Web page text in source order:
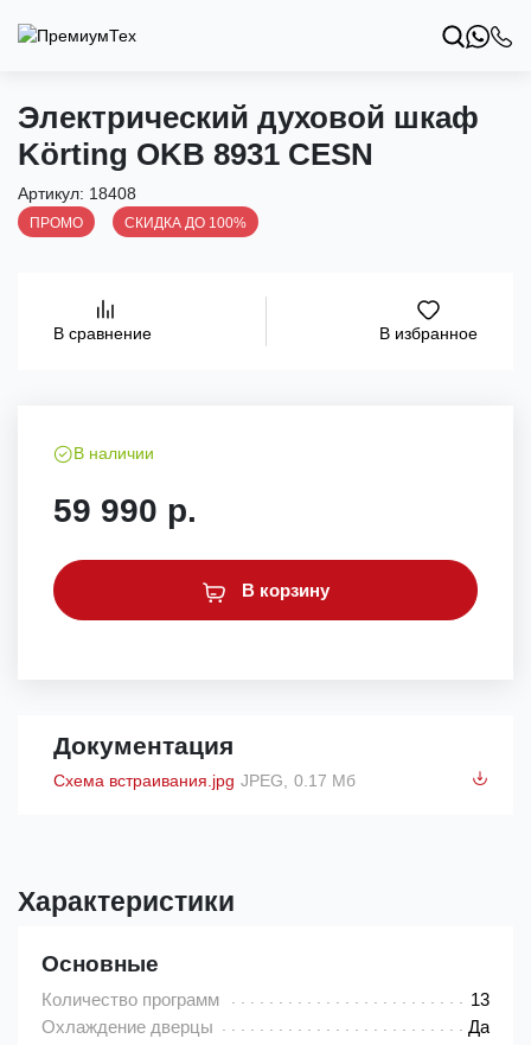
Электрический духовой шкаф
Körting OKB 8931 CESN
Артикул: 18408
ПРОМО СКИДКА ДО 100%
В сравнение В избранное
В наличии
59 990 р.
В корзину
Документация
Схема встраивания.jpg JPEG, 0.17 Мб
Характеристики
Основные
Количество программ
13
Охлаждение дверцы
Да